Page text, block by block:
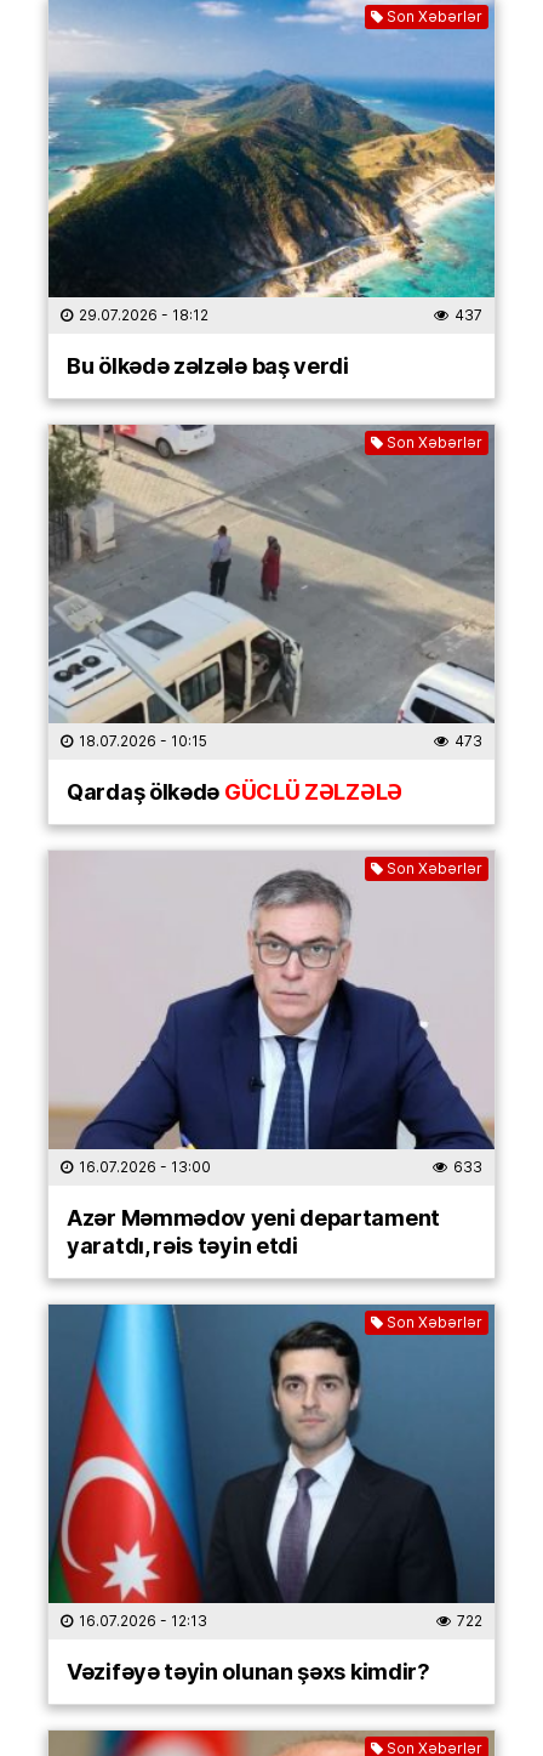
Son Xəbərlər
29.07.2026 - 18:12 437
Bu ölkədə zəlzələ baş verdi
Son Xəbərlər
18.07.2026 - 10:15 473
Qardaş ölkədəGÜCLÜ ZƏLZƏLƏ
Son Xəbərlər
16.07.2026 - 13:00 633
Azər Məmmədov yeni departament
yaratdı, rəis təyin etdi
Son Xəbərlər
16.07.2026 - 12:13 722
Vəzifəyə təyin olunan şəxs kimdir?
Son Xəbərlər